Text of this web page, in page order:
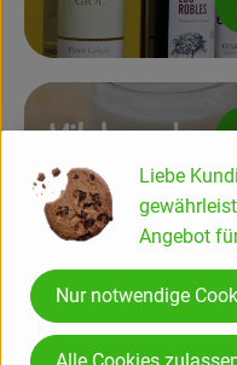
Amperhof-Blog
Entdecken
Milchersatz
Neuriesstraße 9
85232 Bergkirchen-GADA
Liebe
Angebot
Nur notwendige